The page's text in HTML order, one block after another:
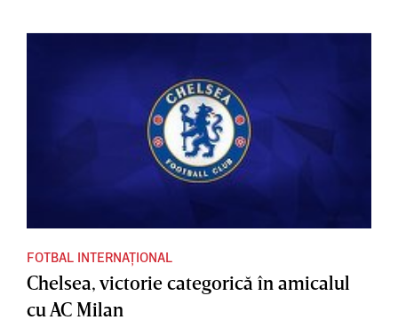
FOTBAL INTERNAȚIONAL
Chelsea, victorie categorică în amicalul
cu AC Milan